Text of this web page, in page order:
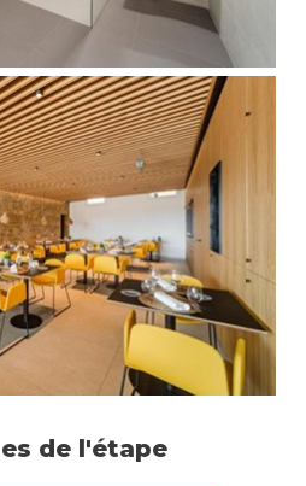
de l'étape